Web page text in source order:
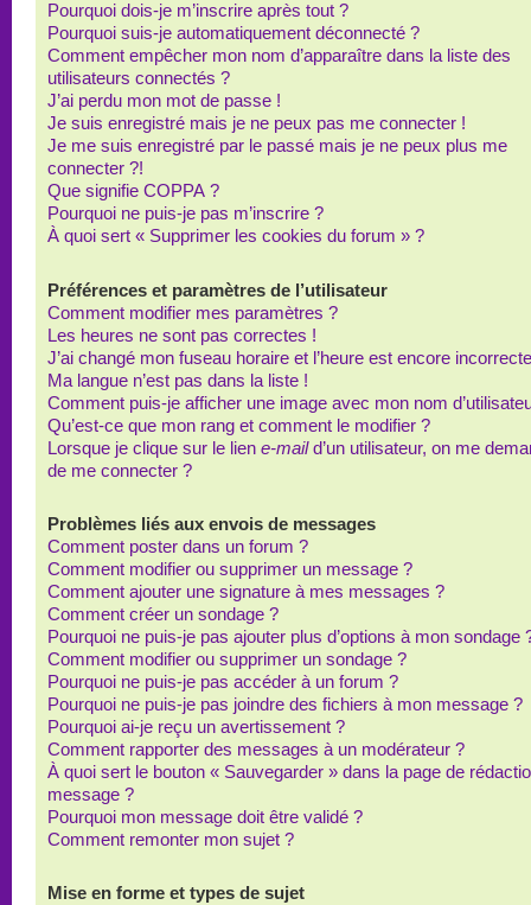
Pourquoi dois-je m’inscrire après tout ?
Pourquoi suis-je automatiquement déconnecté ?
Comment empêcher mon nom d’apparaître dans la liste des
utilisateurs connectés ?
J’ai perdu mon mot de passe !
Je suis enregistré mais je ne peux pas me connecter !
Je me suis enregistré par le passé mais je ne peux plus me
connecter ?!
Que signifie COPPA ?
Pourquoi ne puis-je pas m’inscrire ?
À quoi sert « Supprimer les cookies du forum » ?
Préférences et paramètres de l’utilisateur
Comment modifier mes paramètres ?
Les heures ne sont pas correctes !
J’ai changé mon fuseau horaire et l’heure est encore
Ma langue n’est pas dans la liste !
Comment puis-je afficher une image avec mon nom
Qu’est-ce que mon rang et comment le modifier ?
Lorsque je clique sur le lien e-maild’un utilisateur, on me
de me connecter ?
Problèmes liés aux envois de messages
Comment poster dans un forum ?
Comment modifier ou supprimer un message ?
Comment ajouter une signature à mes messages ?
Comment créer un sondage ?
Pourquoi ne puis-je pas ajouter plus d’options à mon sondage
Comment modifier ou supprimer un sondage ?
Pourquoi ne puis-je pas accéder à un forum ?
Pourquoi ne puis-je pas joindre des fichiers à mon message ?
Pourquoi ai-je reçu un avertissement ?
Comment rapporter des messages à un modérateur ?
À quoi sert le bouton « Sauvegarder » dans la page de
message ?
Pourquoi mon message doit être validé ?
Comment remonter mon sujet ?
Mise en forme et types de sujet